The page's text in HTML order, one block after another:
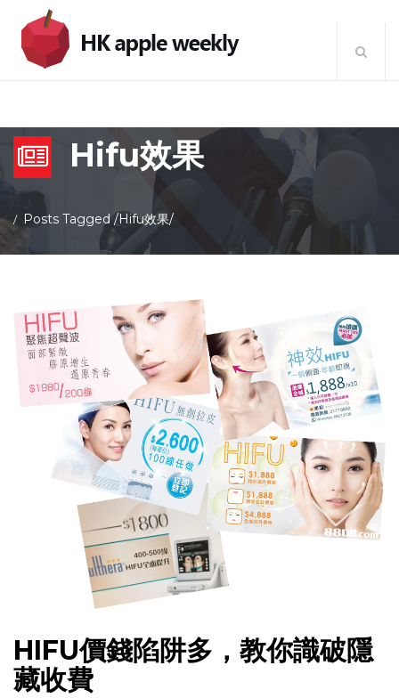
Hifu效果
Posts Tagged/Hifu效果/
HIFU價錢陷阱多，教你識破隱
藏收費